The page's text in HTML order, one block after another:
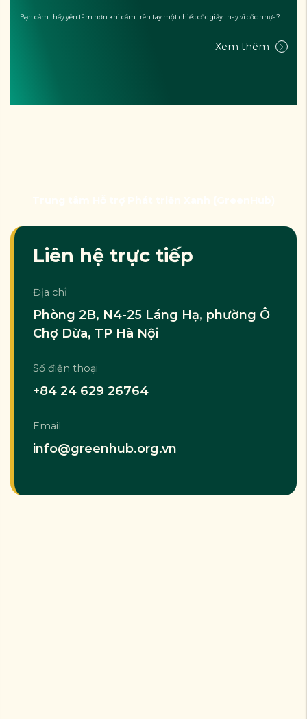
Bạn cảm thấy yên tâm hơn khi cầm trên tay một chiếc cốc giấy thay vì cốc nhựa?
Xem thêm
Liên hệ trực tiếp
Địa chỉ
Phòng 2B, N4-25 Láng Hạ, phường Ô
Chợ Dừa, TP Hà Nội
Số điện thoại
+84 24 629 26764
Email
info@greenhub.org.vn